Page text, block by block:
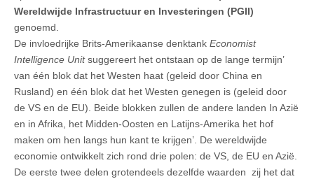
Wereldwijde Infrastructuur en Investeringen (PGII)
genoemd.
De invloedrijke Brits-Amerikaanse denktank Economist
Intelligence Unitsuggereert het ontstaan op de lange termijn’
van één blok dat het Westen haat (geleid door China en
Rusland) en één blok dat het Westen genegen is (geleid door
de VS en de EU). Beide blokken zullen de andere landen In Azië
en in Afrika, het Midden-Oosten en Latijns-Amerika het hof
maken om hen langs hun kant te krijgen’. De wereldwijde
economie ontwikkelt zich rond drie polen: de VS, de EU en Azië.
De eerste twee delen grotendeels dezelfde waarden zij het dat